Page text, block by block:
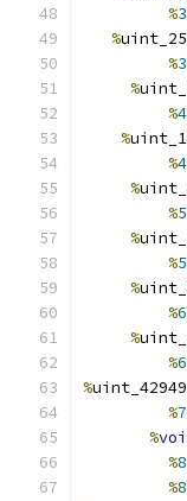
%
%
%
%
%
%
%
%
%
%
%
%
%
%
%
%
%
%
%
%